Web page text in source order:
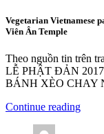
Vegetarian Vietnamese
Viên Ân Temple
Theo nguồn tin trên
LỄ PHẬT ĐẢN
BÁNH XÈO CHAY
Continue reading